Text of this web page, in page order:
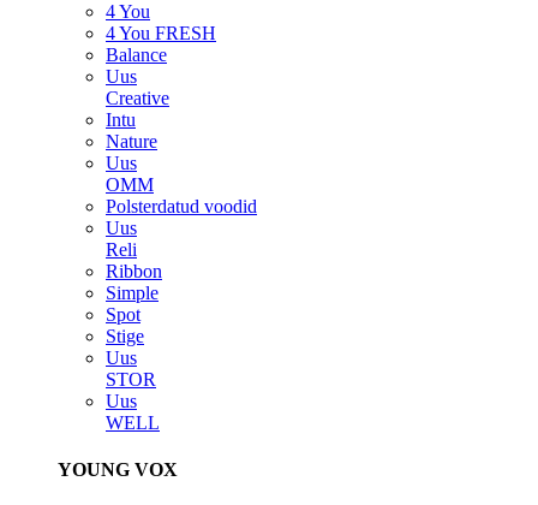
4 You
4 You FRESH
Balance
Uus
Creative
Intu
Nature
Uus
OMM
Polsterdatud voodid
Uus
Reli
Ribbon
Simple
Spot
Stige
Uus
STOR
Uus
WELL
YOUNG VOX